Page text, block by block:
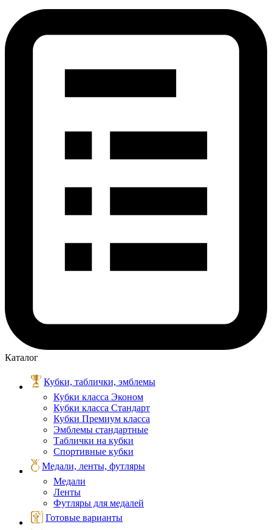
Каталог
Кубки, таблички, эмблемы
Кубки класса Эконом
Кубки класса Стандарт
Кубки Премиум класса
Эмблемы стандартные
Таблички на кубки
Спортивные кубки
Медали, ленты, футляры
Медали
Ленты
Футляры для медалей
Готовые варианты